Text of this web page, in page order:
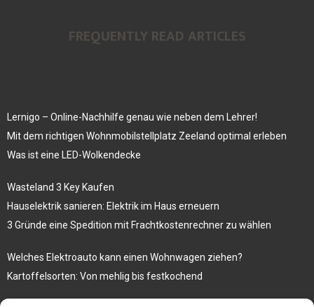
FREQUENTLY READ ARTICLES
Lernigo – Online-Nachhilfe genau wie neben dem Lehrer!
Mit dem richtigen Wohnmobilstellplatz Zeeland optimal erleben
Was ist eine LED-Wolkendecke
Wasteland 3 Key Kaufen
Hauselektrik sanieren: Elektrik im Haus erneuern
3 Gründe eine Spedition mit Frachtkostenrechner zu wählen
Welches Elektroauto kann einen Wohnwagen ziehen?
Kartoffelsorten: Von mehlig bis festkochend